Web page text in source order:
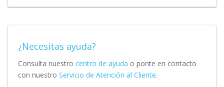
¿Necesitas ayuda?
Consulta nuestro centro de ayuda o ponte en contacto
con nuestro Servicio de Atención al Cliente.